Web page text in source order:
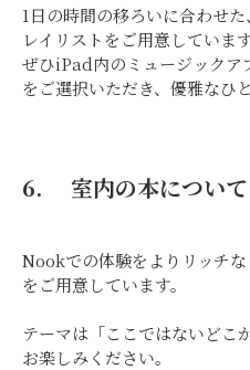
1日の時間の移ろいに合わせ
レイリストをご用意しています
ぜひiPad内のミュージックア
をご選択いただき、優雅なひ
6. 室内の本について
Nookでの体験をよりリッチ
をご用意しています。
テーマは「ここではないどこ
お楽しみください。